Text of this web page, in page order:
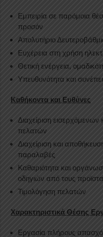
Εμπειρία σε παρόμοια
προσόν
Απολυτήριο
Ευχέρεια στη χρήση
Θετική ενέργεια,
Υπευθυνότητα και
Καθήκοντα και Ευθύνες
Διαχείριση
πελατών
Διαχείριση και
παραλαβές
Καθαριότητα και
οδηγιών από τους
Τιμολόγηση πελατών
Χαρακτηριστικά Θέσης
Εργασία πλήρους